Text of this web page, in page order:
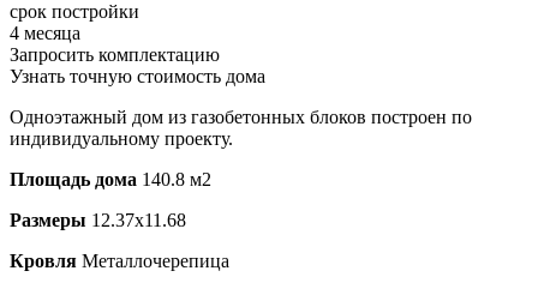
срок постройки
4 месяца
Запросить комплектацию
Узнать точную стоимость дома
Одноэтажный дом из газобетонных блоков построен по
индивидуальному проекту.
Площадь дома 140.8 м2
Размеры 12.37х11.68
Кровля Металлочерепица